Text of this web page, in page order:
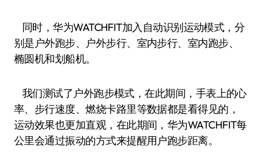
同时，华为WATCHFIT加入自动识别运动模式，分
别是户外跑步、户外步行、室内步行、室内跑步、
椭圆机和划船机。
我们测试了户外跑步模式，在此期间，手表上的心
率、步行速度、燃烧卡路里等数据都是看得见的，
运动效果也更加直观，在此期间，华为WATCHFIT每
公里会通过振动的方式来提醒用户跑步距离。